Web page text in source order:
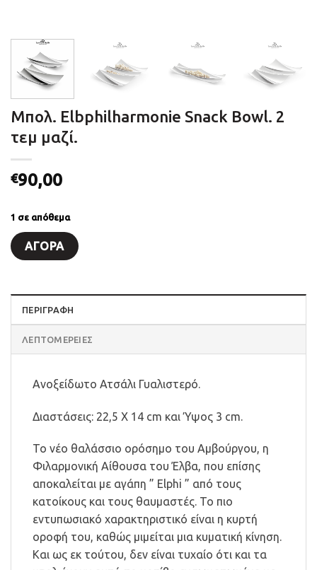
Μπολ. Elbphilharmonie Snack Bowl. 2
τεμ μαζί.
€90,00
1 σε απόθεμα
ΑΓΟΡΆ
ΠΕΡΙΓΡΑΦΗ
ΛΕΠΤΟΜΈΡΕΙΕΣ
Ανοξείδωτο Ατσάλι Γυαλιστερό.
Διαστάσεις: 22,5 Χ 14 cm και Ύψος 3 cm.
Το νέο θαλάσσιο ορόσημο του Αμβούργου, η
Φιλαρμονική Αίθουσα του Έλβα, που επίσης
αποκαλείται με αγάπη ” Elphi ” από τους
κατοίκους και τους θαυμαστές. Το πιο
εντυπωσιακό χαρακτηριστικό είναι η κυρτή
οροφή του, καθώς μιμείται μια κυματική κίνηση.
Και ως εκ τούτου, δεν είναι τυχαίο ότι και τα